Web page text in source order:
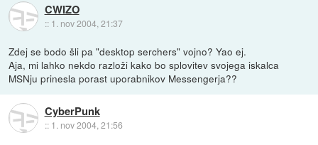
CWIZO
:: 1. nov 2004, 21:37
Zdej se bodo šli pa "desktop serchers" vojno? Yao ej.
Aja, mi lahko nekdo razloži kako bo splovitev svojega iskalca
MSNju prinesla porast uporabnikov Messengerja??
CyberPunk
:: 1. nov 2004, 21:56